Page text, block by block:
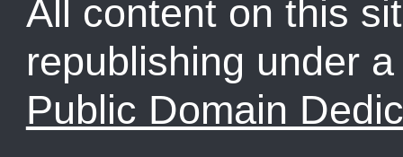
All content on this
republishing under
Public Domain